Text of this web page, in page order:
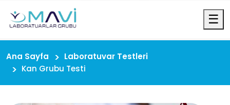
☰
Ana Sayfa
Laboratuvar Testleri
Kan Grubu Testi